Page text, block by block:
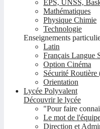
EPS, UNSS,
Mathématiques
Physique Chimie
Technologie
Enseignements
Latin
Français Langue
Option Cinéma
Sécurité
Orientation
Lycée Polyvalent
Découvrir le lycée
"Pour faire
Le mot de
Direction et